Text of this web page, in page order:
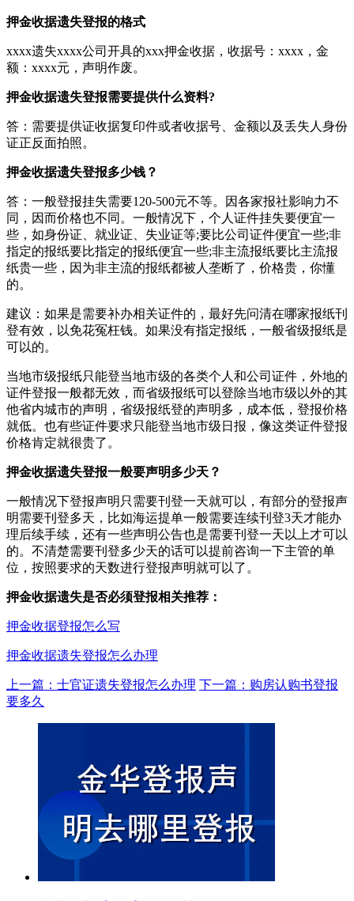
押金收据遗失登报的格式
xxxx遗失xxxx公司开具的xxx押金收据，收据号：xxxx，金
额：xxxx元，声明作废。
押金收据遗失登报需要提供什么资料?
答：需要提供证收据复印件或者收据号、金额以及丢失人身份
证正反面拍照。
押金收据遗失登报多少钱？
答：一般登报挂失需要120-500元不等。因各家报社影响力不
同，因而价格也不同。一般情况下，个人证件挂失要便宜一
些，如身份证、就业证、失业证等;要比公司证件便宜一些;非
指定的报纸要比指定的报纸便宜一些;非主流报纸要比主流报
纸贵一些，因为非主流的报纸都被人垄断了，价格贵，你懂
的。
建议：如果是需要补办相关证件的，最好先问清在哪家报纸刊
登有效，以免花冤枉钱。如果没有指定报纸，一般省级报纸是
可以的。
当地市级报纸只能登当地市级的各类个人和公司证件，外地的
证件登报一般都无效，而省级报纸可以登除当地市级以外的其
他省内城市的声明，省级报纸登的声明多，成本低，登报价格
就低。也有些证件要求只能登当地市级日报，像这类证件登报
价格肯定就很贵了。
押金收据遗失登报一般要声明多少天？
一般情况下登报声明只需要刊登一天就可以，有部分的登报声
明需要刊登多天，比如海运提单一般需要连续刊登3天才能办
理后续手续，还有一些声明公告也是需要刊登一天以上才可以
的。不清楚需要刊登多少天的话可以提前咨询一下主管的单
位，按照要求的天数进行登报声明就可以了。
押金收据遗失是否必须登报相关推荐：
押金收据登报怎么写
押金收据遗失登报怎么办理
上一篇：士官证遗失登报怎么办理 下一篇：购房认购书登报
要多久